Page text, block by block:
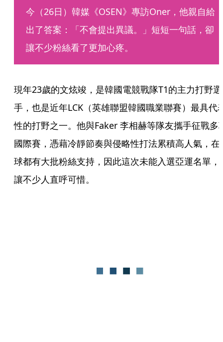
今（26日）韓媒《OSEN》專訪Oner，他親自給
出了答案：「不會提出異議。」短短一句話，卻
讓不少粉絲看了更加心疼。
現年23歲的文炫竣，是韓國電競戰隊T1的主力打野選
手，也是近年LCK（英雄聯盟韓國職業聯賽）最具代
性的打野之一。他與Faker 李相赫等隊友攜手征戰多
國際賽，憑藉冷靜節奏與侵略性打法累積高人氣，在
球都有大批粉絲支持，因此這次未能入選亞運名單，
讓不少人直呼可惜。